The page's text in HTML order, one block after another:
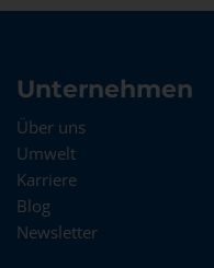
Unternehmen
Über uns
Umwelt
Karriere
Blog
Newsletter